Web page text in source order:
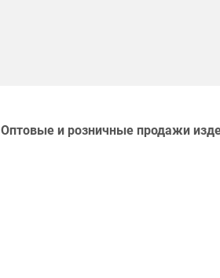
Оптовые и розничные продажи